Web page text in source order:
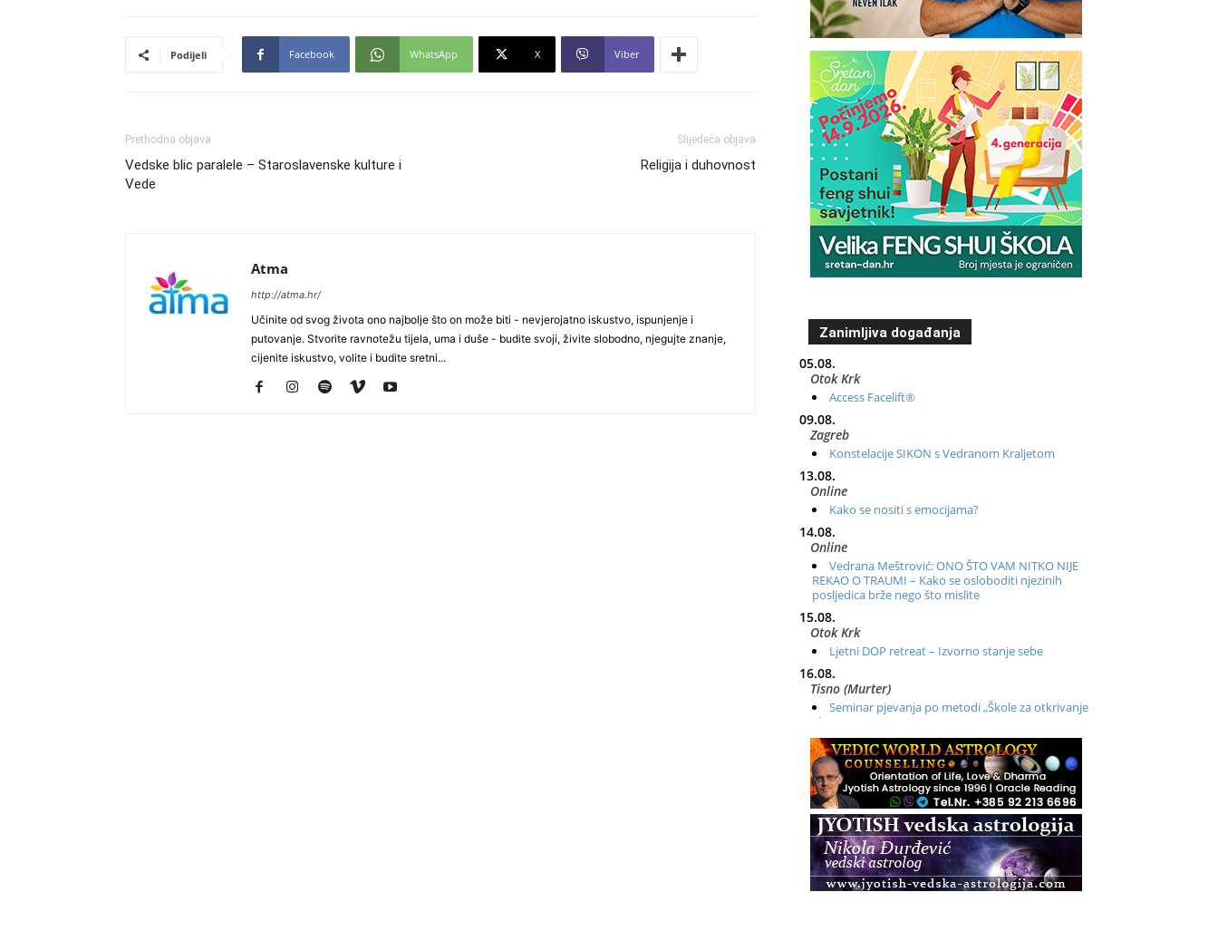
Podijeli Facebook WhatsApp X Viber
Prethodna objava
Vedske blic paralele – Staroslavenske kulture i
Vede
Slijedeća objava
Religija i duhovnost
Atma
http://atma.hr/
Učinite od svog života ono najbolje što on može biti - nevjerojatno iskustvo, ispunjenje i
putovanje. Stvorite ravnotežu tijela, uma i duše - budite svoji, živite slobodno, njegujte znanje,
cijenite iskustvo, volite i budite sretni...
Zanimljiva događanja
05.08.
Otok Krk
Access Facelift®
09.08.
Zagreb
Konstelacije SIKON s Vedranom Kraljetom
13.08.
Online
Kako se nositi s emocijama?
14.08.
Online
Vedrana Meštrović: ONO ŠTO VAM NITKO NIJE
REKAO O TRAUMI – Kako se osloboditi njezinih
posljedica brže nego što mislite
15.08.
Otok Krk
Ljetni DOP retreat – Izvorno stanje sebe
16.08.
Tisno (Murter)
Seminar pjevanja po metodi „Škole za otkrivanje
glasa“
20.08.
Online
Radionica: Pomagači iz drugih dimenzija Online –
otvoreno za sve
21.08.
Zagreb+Online
Osnovni ThetaHealing® tečaj, Zagreb i Online
22.08.
Pula